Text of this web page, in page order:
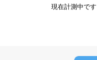
現在計測中です